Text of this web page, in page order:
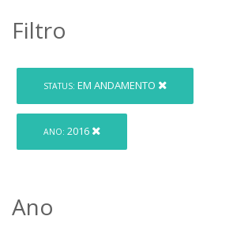
Filtro
STATUS: EM ANDAMENTO
ANO: 2016
Ano